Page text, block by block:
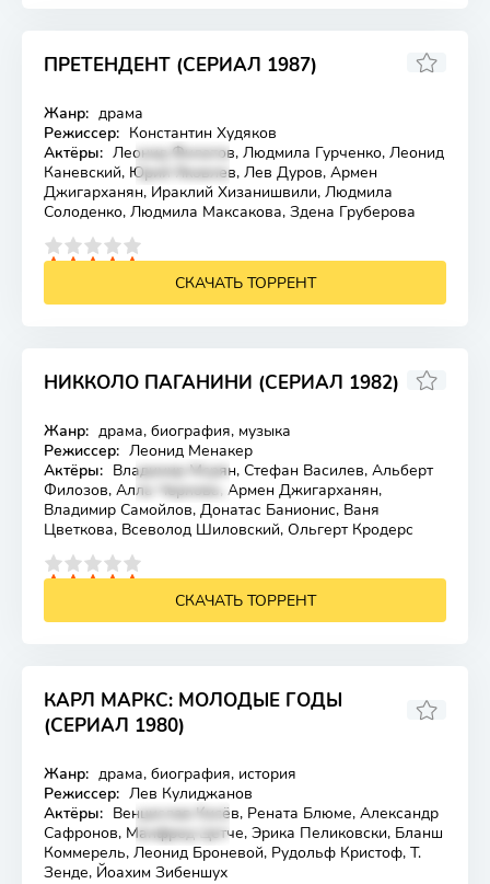
ПРЕТЕНДЕНТ (СЕРИАЛ 1987)
Жанр: драма
Режиссер: Константин Худяков
Актёры: Леонид Филатов, Людмила Гурченко, Леонид
Каневский, Юрий Яковлев, Лев Дуров, Армен
Джигарханян, Ираклий Хизанишвили, Людмила
Солоденко, Людмила Максакова, Здена Груберова
СКАЧАТЬ ТОРРЕНТ
НИККОЛО ПАГАНИНИ (СЕРИАЛ 1982)
Лицензия
Жанр: драма, биография, музыка
Режиссер: Леонид Менакер
Актёры: Владимир Мсрян, Стефан Василев, Альберт
Филозов, Алла Чернова, Армен Джигарханян,
Владимир Самойлов, Донатас Банионис, Ваня
Цветкова, Всеволод Шиловский, Ольгерт Кродерс
СКАЧАТЬ ТОРРЕНТ
КАРЛ МАРКС: МОЛОДЫЕ ГОДЫ
(СЕРИАЛ 1980)
Лицензия
Жанр: драма, биография, история
Режиссер: Лев Кулиджанов
Актёры: Венцислав Кисёв, Рената Блюме, Александр
Сафронов, Манфред Цетче, Эрика Пеликовски, Бланш
Коммерель, Леонид Броневой, Рудольф Кристоф, Т.
Зенде, Йоахим Зибеншух